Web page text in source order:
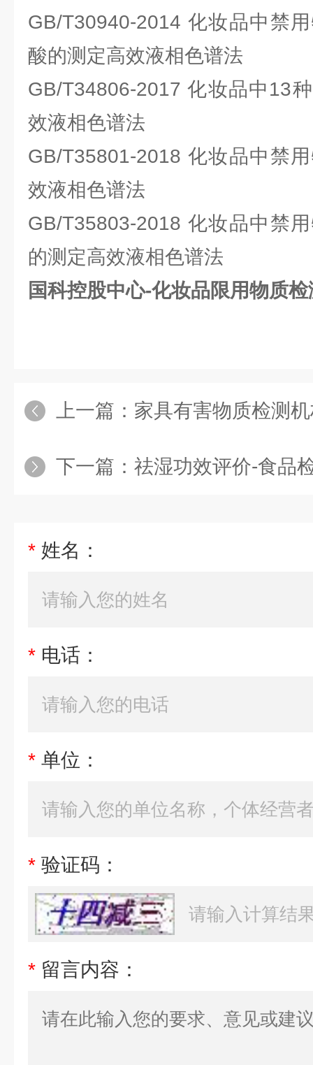
GB/T30940-2014 化妆品中禁
酸的测定高效液相色谱法
GB/T34806-2017 化妆品中13
效液相色谱法
GB/T35801-2018 化妆品中禁
效液相色谱法
GB/T35803-2018 化妆品中禁
的测定高效液相色谱法
国科控股中心-化妆品限用物质检
上一篇： 家具有害物质检测
下一篇： 祛湿功效评价-食品
* 姓名：
* 电话：
* 单位：
* 验证码：
* 留言内容：